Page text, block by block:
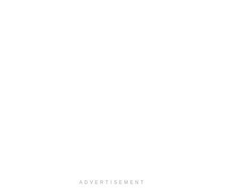
ADVERTISEMENT